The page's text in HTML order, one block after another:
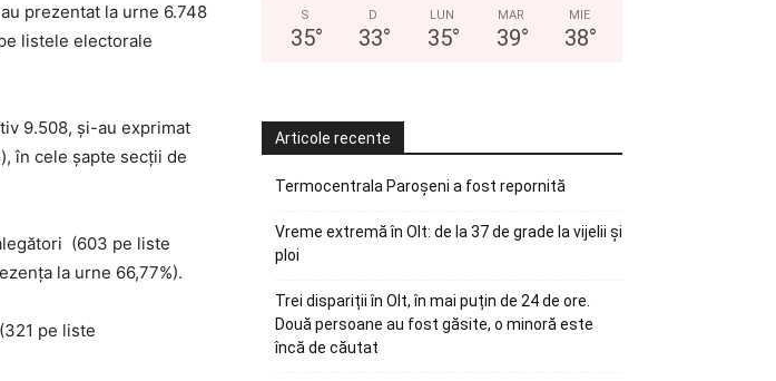
prezentat la urne 6.748
listele electorale
9.508, și-au exprimat
în cele șapte secții de
(603 pe liste
la urne 66,77%).
pe liste
S
35°
D
33°
LUN
35°
MAR
39°
MIE
38°
Articole recente
Termocentrala Paroșeni a fost repornită
Vreme extremă în Olt: de la 37 de grade la vijelii și
ploi
Trei dispariții în Olt, în mai puțin de 24 de ore.
Două persoane au fost găsite, o minoră este
încă de căutat